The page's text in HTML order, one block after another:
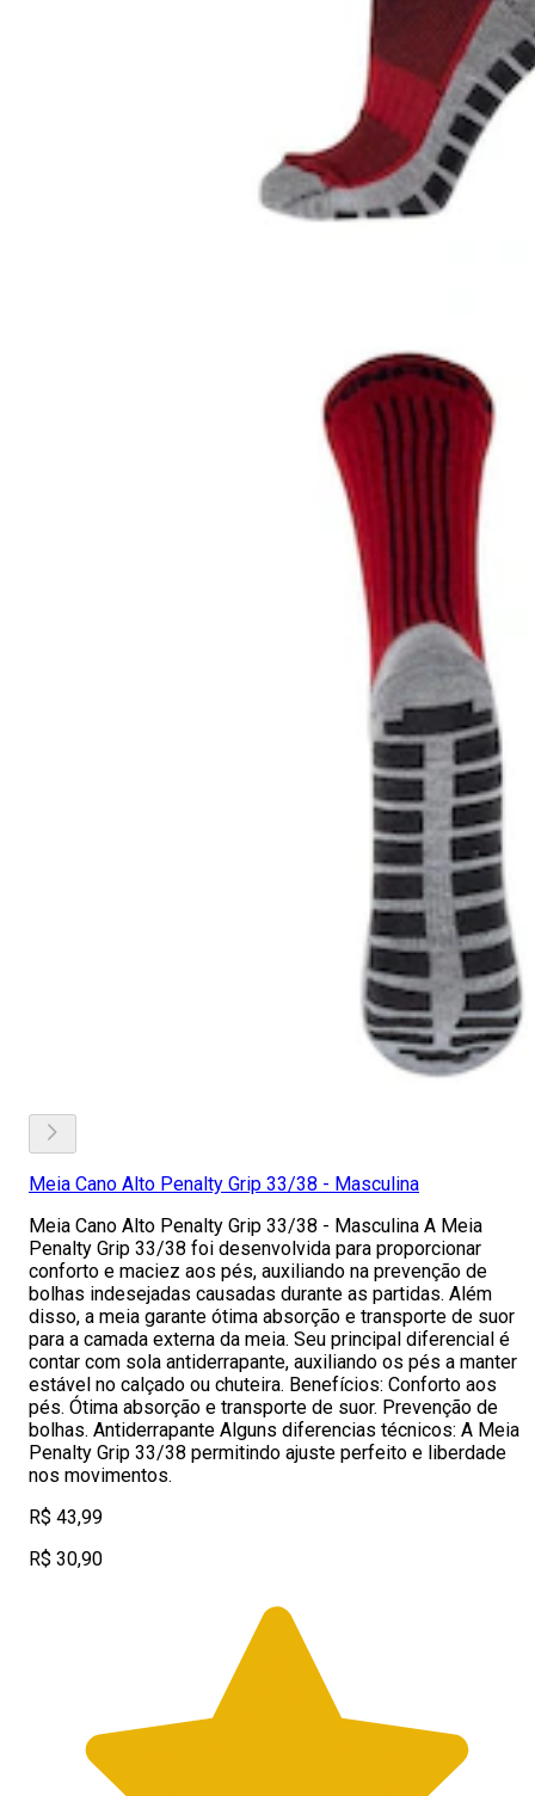
Meia Cano Alto Penalty Grip 33/38 - Masculina
Meia Cano Alto Penalty Grip 33/38 - Masculina A Meia
Penalty Grip 33/38 foi desenvolvida para proporcionar
conforto e maciez aos pés, auxiliando na prevenção de
bolhas indesejadas causadas durante as partidas. Além
disso, a meia garante ótima absorção e transporte de suor
para a camada externa da meia. Seu principal diferencial é
contar com sola antiderrapante, auxiliando os pés a manter
estável no calçado ou chuteira. Benefícios: Conforto aos
pés. Ótima absorção e transporte de suor. Prevenção de
bolhas. Antiderrapante Alguns diferencias técnicos: A Meia
Penalty Grip 33/38 permitindo ajuste perfeito e liberdade
nos movimentos.
R$ 43,99
R$ 30,90